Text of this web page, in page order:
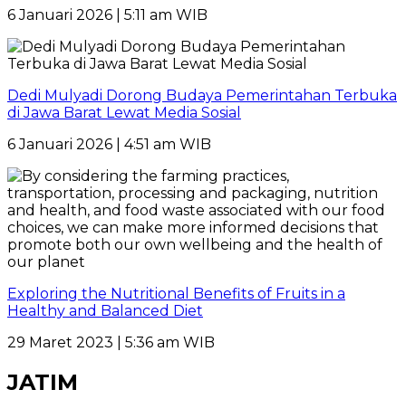
6 Januari 2026 | 5:11 am WIB
Dedi Mulyadi Dorong Budaya Pemerintahan Terbuka
di Jawa Barat Lewat Media Sosial
6 Januari 2026 | 4:51 am WIB
Exploring the Nutritional Benefits of Fruits in a
Healthy and Balanced Diet
29 Maret 2023 | 5:36 am WIB
JATIM